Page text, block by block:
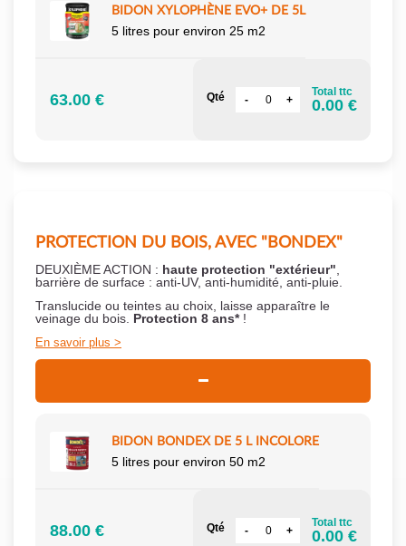
BIDON XYLOPHÈNE EVO+ DE 5L
5 litres pour environ 25 m2
63.00 € Qté Total ttc
0.00 €
PROTECTION DU BOIS, AVEC "BONDEX"
DEUXIÈME ACTION : haute protection "extérieur"
barrière de surface : anti-UV, anti-humidité, anti-pluie.
Translucide ou teintes au choix, laisse apparaître le
veinage du bois. Protection 8 ans*!
En savoir plus
BIDON BONDEX DE 5 L INCOLORE
5 litres pour environ 50 m2
88.00 € Qté Total ttc
0.00 €